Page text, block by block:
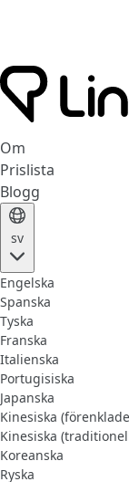
Om
Prislista
Blogg
sv
Engelska
Spanska
Tyska
Franska
Italienska
Portugisiska
Japanska
Kinesiska
Kinesiska
Koreanska
Ryska